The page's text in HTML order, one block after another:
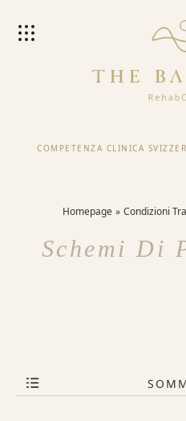
COMPETENZA CLINICA
Homepage Condizioni
Schemi Di